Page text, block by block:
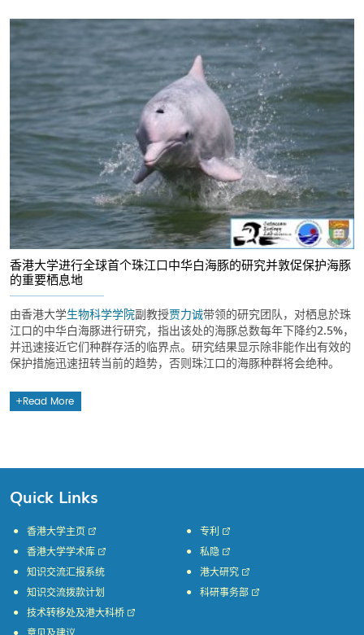
香港大学进行全球首个珠江口中华白海豚的研究并敦促保护海豚
的重要栖息地
由香港大学生物科学学院副教授贾力诚带领的研究团队，对栖息於珠
江口的中华白海豚进行研究，指出该处的海豚总数每年下降约2.5%，
并迅速接近它们种群存活的临界点。研究结果显示除非能作出有效的
保护措施迅速扭转当前的趋势，否则珠江口的海豚种群将会绝种。
Read More
Quick Links
香港大学主页
香港大学学术库
知识交流汇报系统
知识交流拨款计划
专利
私隐
港大研究
科研事务部
技术转移处及港大科桥